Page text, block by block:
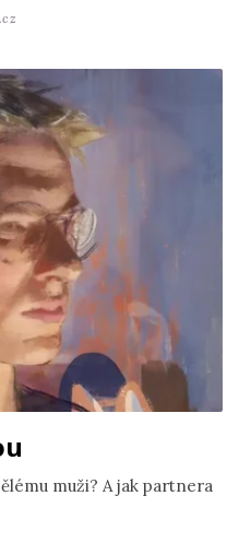
muži? A jak partnera